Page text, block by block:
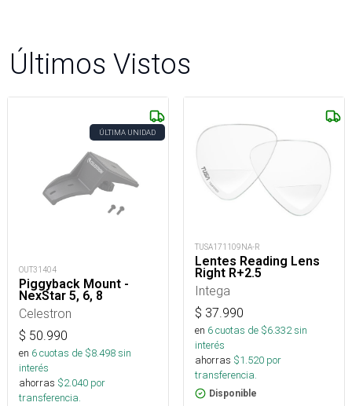
Últimos Vistos
ÚLTIMA UNIDAD
OUT31404
Piggyback Mount -
NexStar 5, 6, 8
Celestron
$ 50.990
en 6cuotas de $8.498sin
interés
ahorras $2.040 por
transferencia.
TUSA171109NA-R
Lentes Reading Lens
Right R+2.5
Intega
$ 37.990
en 6cuotas de $6.332sin
interés
ahorras $1.520 por
transferencia.
Disponible